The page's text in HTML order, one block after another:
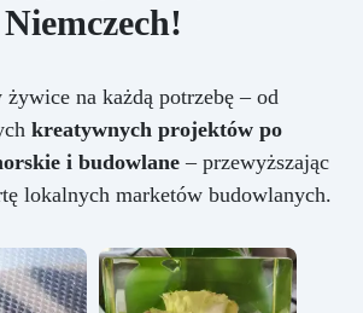
Niemczech!
na każdą potrzebę – od
kreatywnych projektów po
i budowlane– przewyższając
lokalnych marketów budowlanych.